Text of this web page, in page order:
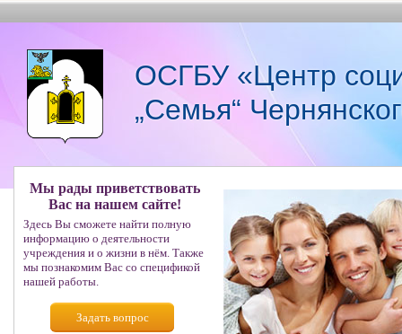
ОСГБУ «Центр
„Семья“
Мы рады приветствовать
Вас на нашем сайте!
Здесь Вы сможете найти полную
информацию о деятельности
учреждения и о жизни в нём. Также
мы познакомим Вас со спецификой
нашей работы.
Задать вопрос